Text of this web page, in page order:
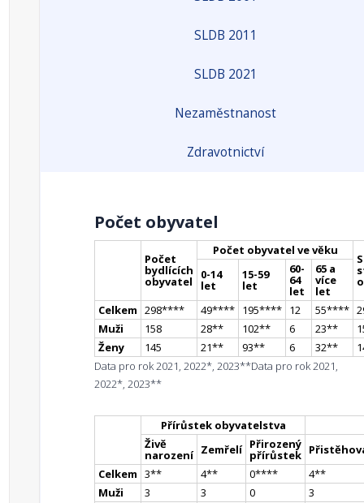
SLDB 2011
SLDB 2021
Nezaměstnanost
Zdravotnictví
Počet obyvatel
Počet
bydlících
obyvatel
Počet obyvatel ve věku
0-14
let
15-59
let
60-
64
let
65 a
více
let
Celkem 298**** 49**** 195**** 12 55****
Muži
158 28** 102** 6 23**
Ženy
145 21** 93** 6 32**
Data pro rok 2021, 2022*, 2023**Data pro rok 2021,
2022*, 2023**
Přírůstek obyvatelstva
Živě
narození Zemřelí Přirozený
přírůstek
Celkem 3** 4** 0**** 4**
Muži
3 3 0
3